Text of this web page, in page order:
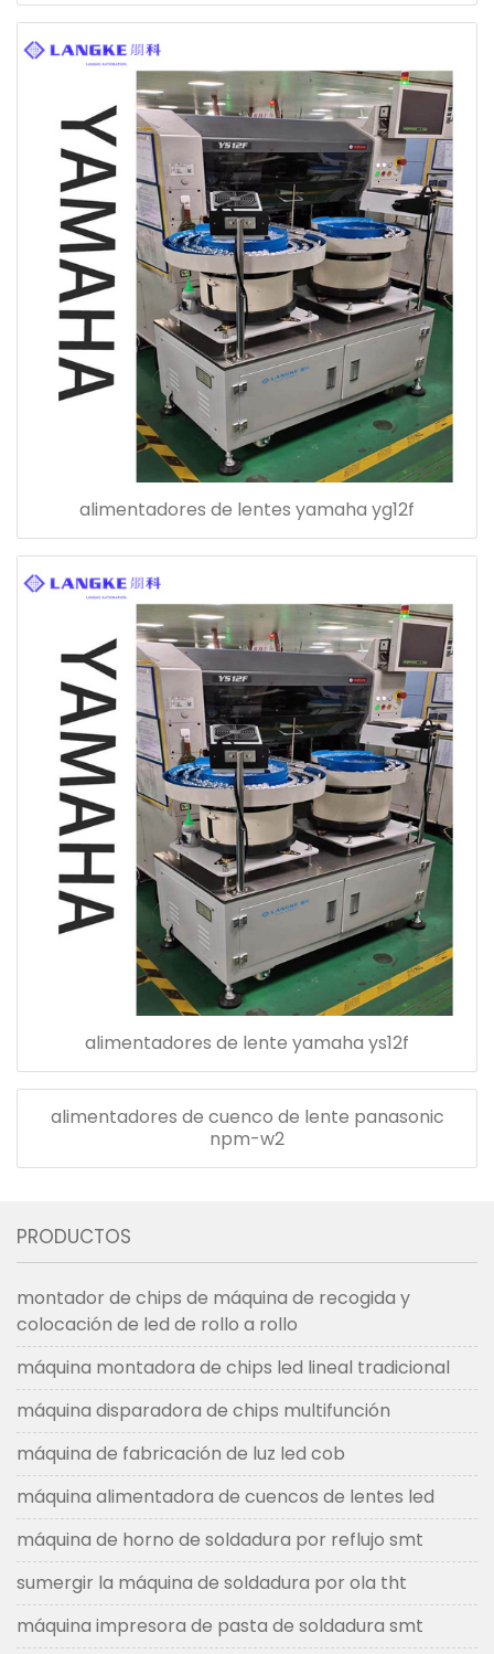
alimentadores de lentes yamaha yg12f
alimentadores de lente yamaha ys12f
alimentadores de cuenco de lente panasonic
npm-w2
PRODUCTOS
montador de chips de máquina de recogida y
colocación de led de rollo a rollo
máquina montadora de chips led lineal tradicional
máquina disparadora de chips multifunción
máquina de fabricación de luz led cob
máquina alimentadora de cuencos de lentes led
máquina de horno de soldadura por reflujo smt
sumergir la máquina de soldadura por ola tht
máquina impresora de pasta de soldadura smt